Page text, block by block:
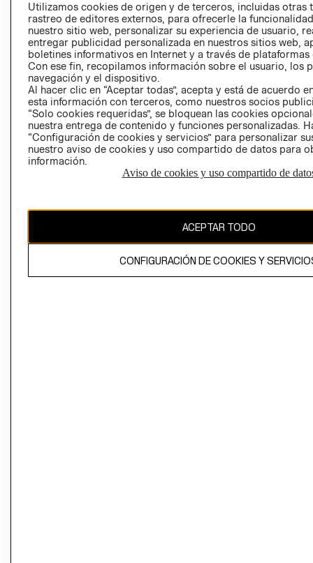
AVISO DE
PRIVACIDAD
GIFT CARD
AVISO DE
Perú (S/)
El contenido de esta página web está protegido por copyright y es
propiedad de H&M Hennes & Mauritz AB
Utilizamos cookies de origen y de terceros, incluidas otras
rastreo de editores externos, para ofrecerle la
nuestro sitio web, personalizar su experiencia de usuario,
entregar publicidad personalizada en nuestros sitios web,
boletines informativos en Internet y a través de plataformas
Con ese fin, recopilamos información sobre el usuario, los
navegación y el dispositivo.
Al hacer clic en “Aceptar todas”, acepta y está de acuerdo
esta información con terceros, como nuestros socios
“Solo cookies requeridas”, se bloquean las cookies
nuestra entrega de contenido y funciones personalizadas.
“Configuración de cookies y servicios” para personalizar
nuestro aviso de cookies y uso compartido de datos para
información.
Aviso de cookies y uso compartido de
ACEPTAR TODO
CONFIGURACIÓN DE COOKIES Y